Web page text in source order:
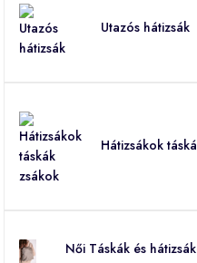
Utazós hátizsák
Hátizsákok
Női Táskák és